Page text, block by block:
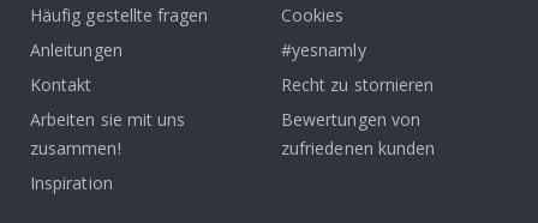
Häufig gestellte fragen
Anleitungen
Kontakt
Arbeiten sie mit uns
zusammen!
Inspiration
Cookies
#yesnamly
Recht zu stornieren
Bewertungen von
zufriedenen kunden